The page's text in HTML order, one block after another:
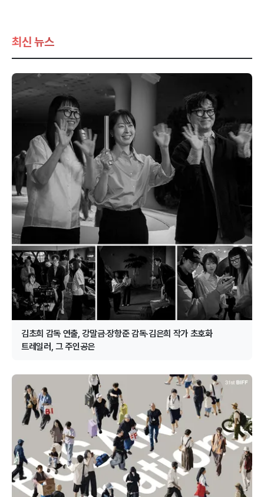
최신 뉴스
김초희 감독 연출, 강말금·장항준 감독·김은희 작가 초호화
트레일러, 그 주인공은